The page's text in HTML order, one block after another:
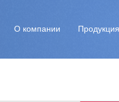
О компании Продукция